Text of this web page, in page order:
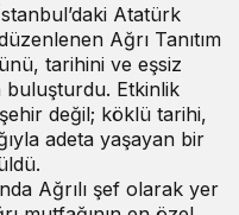
Atatürk
Ağrı Tanıtım
tarihini ve eşsiz
buluşturdu. Etkinlik
değil; köklü tarihi,
adeta yaşayan bir
Ağrılı şef olarak yer